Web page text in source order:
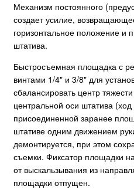
Механизм постоянного
создает усилие,
горизонтальное положение и
штатива.
Быстросъемная площадка с
винтами 1/4" и 3/8" для
сбалансировать центр
центральной оси штатива
присоединенной заранее
штативе одним движением
демонтируется, при этом
съемки. Фиксатор площадки
от выскальзывания из
площадки отпущен.